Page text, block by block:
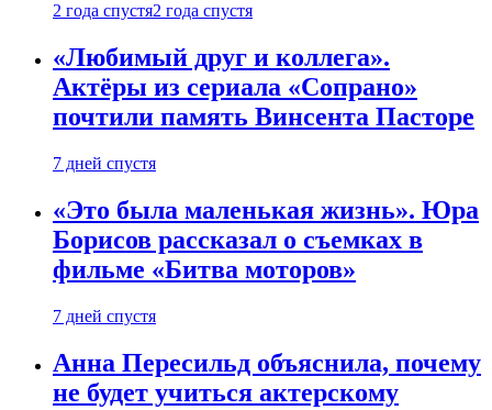
2 года спустя2 года спустя
«Любимый друг и коллега».
Актёры из сериала «Сопрано»
почтили память Винсента Пасторе
7 дней спустя
«Это была маленькая жизнь». Юра
Борисов рассказал о съемках в
фильме «Битва моторов»
7 дней спустя
Анна Пересильд объяснила, почему
не будет учиться актерскому